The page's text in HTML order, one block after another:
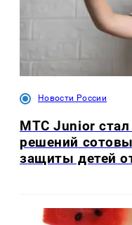
Новости России
МТС Junior стал
решений
защиты детей